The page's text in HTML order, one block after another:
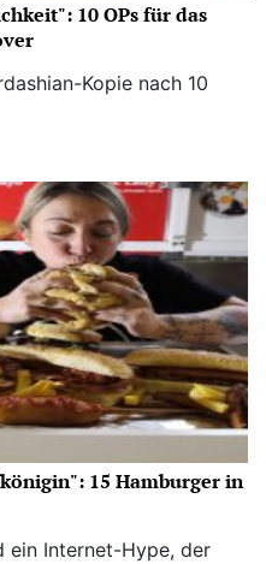
10 OPs für das
Kopie nach 10
15 Hamburger in
ein Internet-Hype, der